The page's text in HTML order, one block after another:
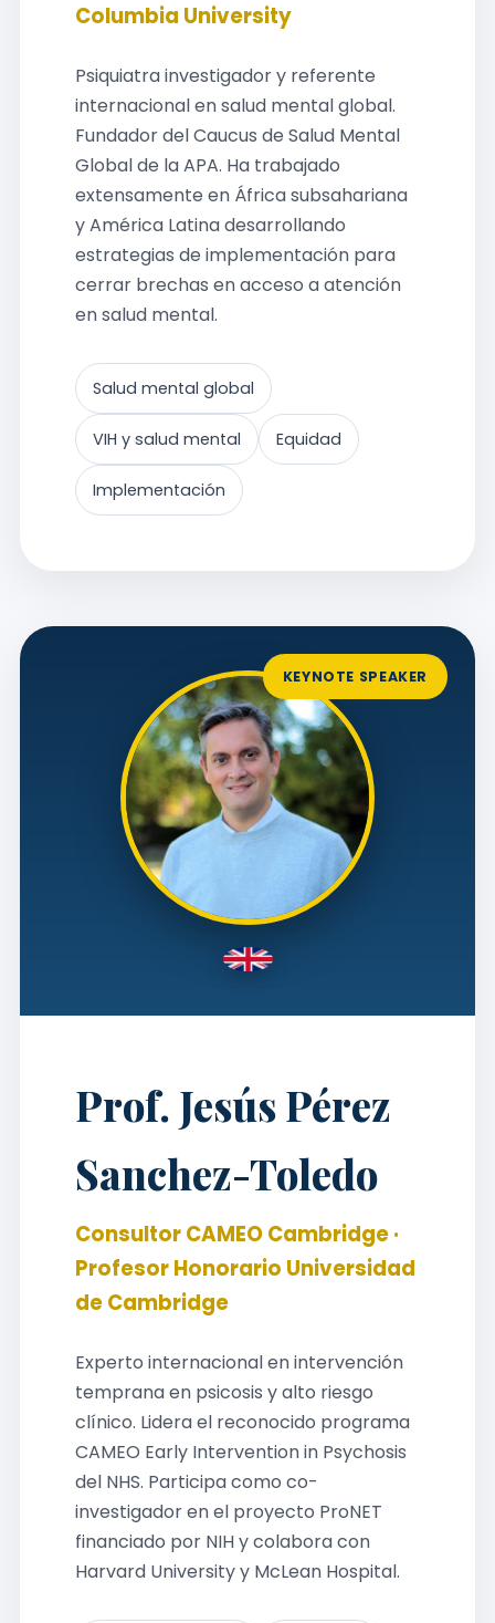
Columbia University
Psiquiatra investigador y referente
internacional en salud mental global.
Fundador del Caucus de Salud Mental
Global de la APA. Ha trabajado
extensamente en África subsahariana
y América Latina desarrollando
estrategias de implementación para
cerrar brechas en acceso a atención
en salud mental.
Salud mental global
VIH y salud mental Equidad
Implementación
KEYNOTE SPEAKER
Prof. Jesús Pérez
Sanchez-Toledo
Consultor CAMEO Cambridge ·
Profesor Honorario Universidad
de Cambridge
Experto internacional en intervención
temprana en psicosis y alto riesgo
clínico. Lidera el reconocido programa
CAMEO Early Intervention in Psychosis
del NHS. Participa como co-
investigador en el proyecto ProNET
financiado por NIH y colabora con
Harvard University y McLean Hospital.